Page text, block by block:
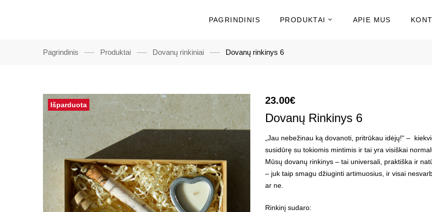
PAGRINDINIS PRODUKTAI APIE MUS
Pagrindinis Produktai Dovanų rinkiniai Dovanų rinkinys 6
Išparduota 23.00€
Dovanų Rinkinys 6
„Jau nebežinau ką dovanoti, pritrūkau idėjų!“ –
susidūrę su tokiomis mintimis ir tai yra visiškai
Mūsų dovanų rinkinys – tai universali, praktiška ir
– juk taip smagu džiuginti artimuosius, ir visai
ar ne.
Rinkinį sudaro: